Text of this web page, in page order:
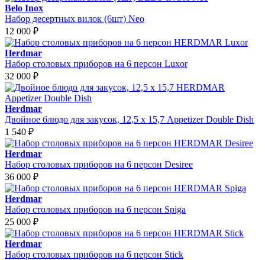
Belo Inox
Набор десертных вилок (6шт) Neo
12 000 ₽
Herdmar
Набор столовых приборов на 6 персон Luxor
32 000 ₽
Herdmar
Двойное блюдо для закусок, 12,5 х 15,7 Appetizer Double Dish
1 540 ₽
Herdmar
Набор столовых приборов на 6 персон Desiree
36 000 ₽
Herdmar
Набор столовых приборов на 6 персон Spiga
25 000 ₽
Herdmar
Набор столовых приборов на 6 персон Stick